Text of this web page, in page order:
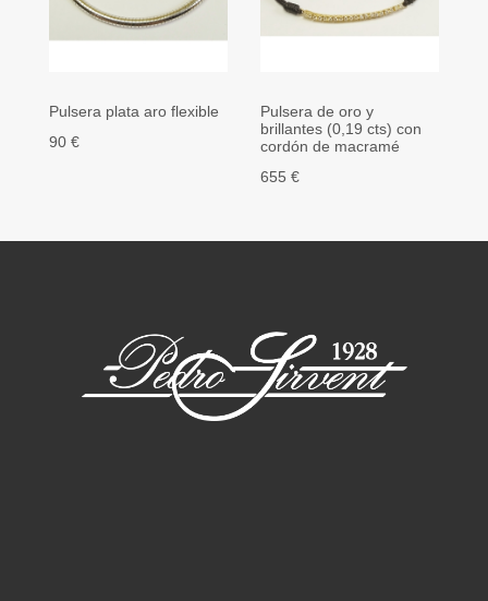
Pulsera plata aro flexible
90 €
Pulsera de oro y
brillantes (0,19 cts) con
cordón de macramé
655 €